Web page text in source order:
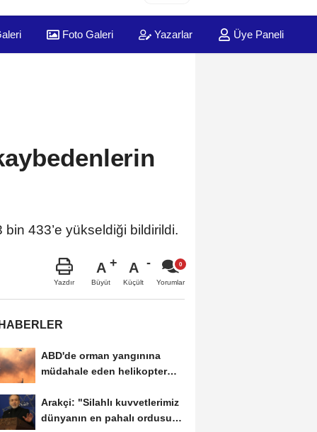
Foto Galeri Yazarlar Üye Paneli
bin 433’e yükseldiği bildirildi.
Yazdır
A
Büyüt
A
Küçült Yorumlar
ABD'de orman yangınına
müdahale eden helikopter
Arakçi: "Silahlı kuvvetlerimiz
dünyanın en pahalı ordusuna